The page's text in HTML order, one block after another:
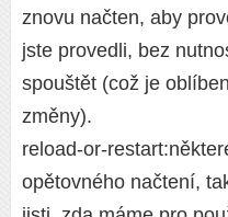
znovu načten, aby
jste provedli, bez
spouštět (což je
změny).
reload-or-
opětovného načtení,